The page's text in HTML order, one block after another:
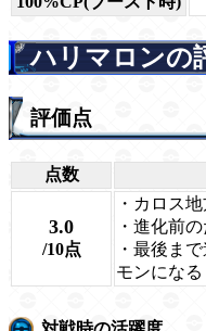
ハリマロンの
評価点
点数
3.0
/10点
・カロス
・進化前
・最後ま
モンになる